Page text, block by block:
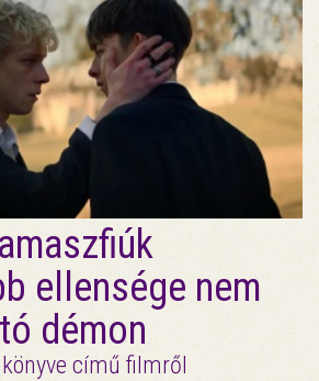
ellensége nem
démon
című filmről